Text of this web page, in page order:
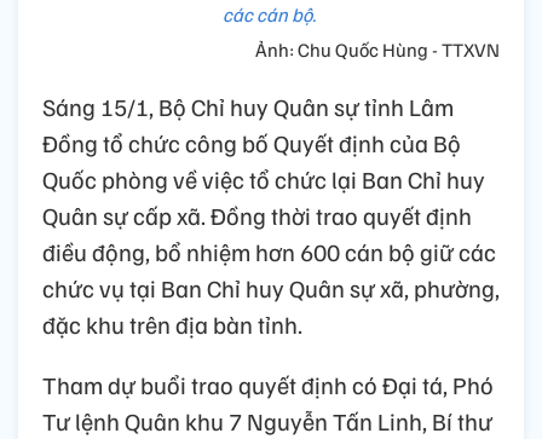
các cán bộ.
Ảnh: Chu Quốc Hùng - TTXVN
Sáng 15/1, Bộ Chỉ huy Quân sự tỉnh Lâm
Đồng tổ chức công bố Quyết định của Bộ
Quốc phòng về việc tổ chức lại Ban Chỉ huy
Quân sự cấp xã. Đồng thời trao quyết định
điều động, bổ nhiệm hơn 600 cán bộ giữ các
chức vụ tại Ban Chỉ huy Quân sự xã, phường,
đặc khu trên địa bàn tỉnh.
Tham dự buổi trao quyết định có Đại tá, Phó
Tư lệnh Quân khu 7 Nguyễn Tấn Linh, Bí thư